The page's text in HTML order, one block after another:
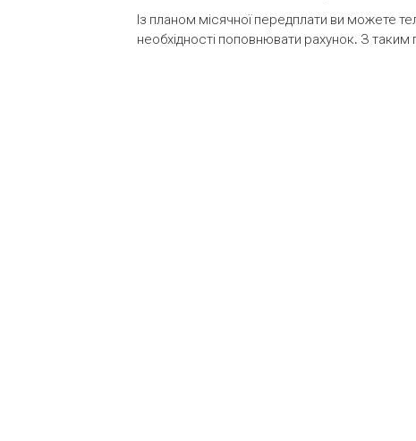
Із планом місячної передплати ви можете
необхідності поповнювати рахунок. З